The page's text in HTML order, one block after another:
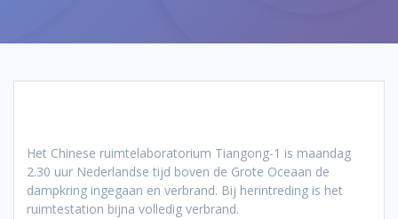
Het Chinese ruimtelaboratorium Tiangong-1 is maandag
2.30 uur Nederlandse tijd boven de Grote Oceaan de
dampkring ingegaan en verbrand. Bij herintreding is het
ruimtestation bijna volledig verbrand.